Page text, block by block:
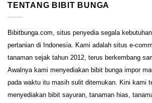
TENTANG BIBIT BUNGA
Bibitbunga.com, situs penyedia segala
pertanian di Indonesia. Kami adalah situs e-
tanaman sejak tahun 2012, terus berkembang
Awalnya kami menyediakan bibit bunga impor
pada waktu itu masih sulit ditemukan. Kini kami
menyediakan bibit sayuran, tanaman hias,